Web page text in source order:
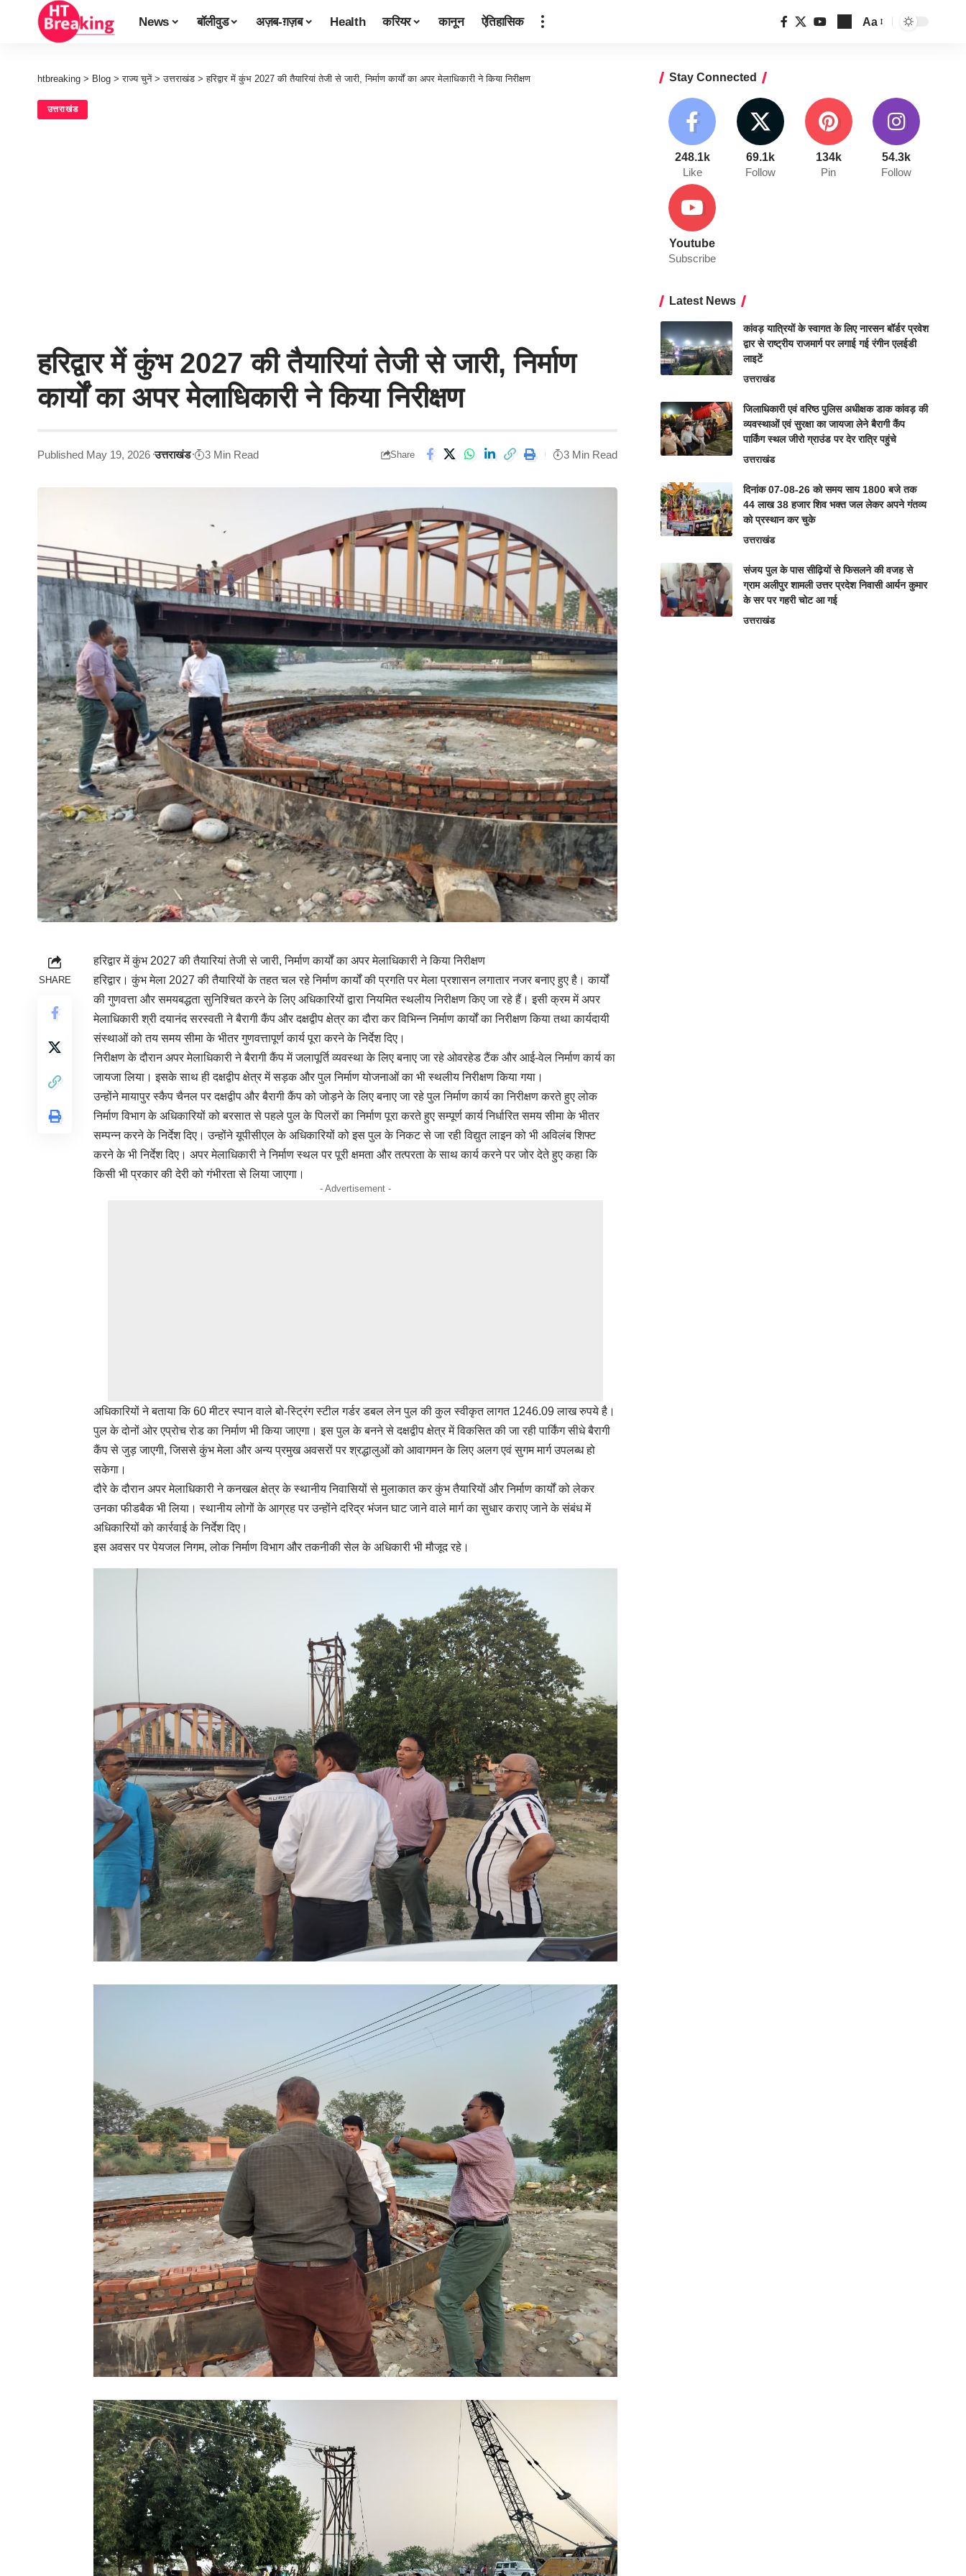
News बॉलीवुड अज़ब-ग़ज़ब Health करियर कानून ऐतिहासिक Aa
htbreaking > Blog >राज्य चुनें >उत्तराखंड >हरिद्वार में कुंभ 2027 की तैयारियां तेजी से जारी, निर्माण कार्यों का अपर मेलाधिकारी ने किया निरीक्षण
उत्तराखंड
हरिद्वार में कुंभ 2027 की तैयारियां तेजी से जारी, निर्माण
कार्यों का अपर मेलाधिकारी ने किया निरीक्षण
Published May 19, 2026 उत्तराखंड 3 Min Read Share 3 Min Read
SHARE
हरिद्वार में कुंभ 2027 की तैयारियां तेजी से जारी, निर्माण कार्यों का अपर मेलाधिकारी ने किया निरीक्षण
हरिद्वार। कुंभ मेला 2027 की तैयारियों के तहत चल रहे निर्माण कार्यों की प्रगति पर मेला प्रशासन लगातार नजर बनाए हुए है। कार्यों
की गुणवत्ता और समयबद्धता सुनिश्चित करने के लिए अधिकारियों द्वारा नियमित स्थलीय निरीक्षण किए जा रहे हैं। इसी क्रम में अपर
मेलाधिकारी श्री दयानंद सरस्वती ने बैरागी कैंप और दक्षद्वीप क्षेत्र का दौरा कर विभिन्न निर्माण कार्यों का निरीक्षण किया तथा कार्यदायी
संस्थाओं को तय समय सीमा के भीतर गुणवत्तापूर्ण कार्य पूरा करने के निर्देश दिए।
निरीक्षण के दौरान अपर मेलाधिकारी ने बैरागी कैंप में जलापूर्ति व्यवस्था के लिए बनाए जा रहे ओवरहेड टैंक और आई-वेल निर्माण कार्य का
जायजा लिया। इसके साथ ही दक्षद्वीप क्षेत्र में सड़क और पुल निर्माण योजनाओं का भी स्थलीय निरीक्षण किया गया।
उन्होंने मायापुर स्कैप चैनल पर दक्षद्वीप और बैरागी कैंप को जोड़ने के लिए बनाए जा रहे पुल निर्माण कार्य का निरीक्षण करते हुए लोक
निर्माण विभाग के अधिकारियों को बरसात से पहले पुल के पिलरों का निर्माण पूरा करते हुए सम्पूर्ण कार्य निर्धारित समय सीमा के भीतर
सम्पन्न करने के निर्देश दिए। उन्होंने यूपीसीएल के अधिकारियों को इस पुल के निकट से जा रही विद्युत लाइन को भी अविलंब शिफ्ट
करने के भी निर्देश दिए। अपर मेलाधिकारी ने निर्माण स्थल पर पूरी क्षमता और तत्परता के साथ कार्य करने पर जोर देते हुए कहा कि
किसी भी प्रकार की देरी को गंभीरता से लिया जाएगा।
- Advertisement -
अधिकारियों ने बताया कि 60 मीटर स्पान वाले बो-स्ट्रिंग स्टील गर्डर डबल लेन पुल की कुल स्वीकृत लागत 1246.09 लाख रुपये है।
पुल के दोनों ओर एप्रोच रोड का निर्माण भी किया जाएगा। इस पुल के बनने से दक्षद्वीप क्षेत्र में विकसित की जा रही पार्किंग सीधे बैरागी
कैंप से जुड़ जाएगी, जिससे कुंभ मेला और अन्य प्रमुख अवसरों पर श्रद्धालुओं को आवागमन के लिए अलग एवं सुगम मार्ग उपलब्ध हो
सकेगा।
दौरे के दौरान अपर मेलाधिकारी ने कनखल क्षेत्र के स्थानीय निवासियों से मुलाकात कर कुंभ तैयारियों और निर्माण कार्यों को लेकर
उनका फीडबैक भी लिया। स्थानीय लोगों के आग्रह पर उन्होंने दरिद्र भंजन घाट जाने वाले मार्ग का सुधार कराए जाने के संबंध में
अधिकारियों को कार्रवाई के निर्देश दिए।
इस अवसर पर पेयजल निगम, लोक निर्माण विभाग और तकनीकी सेल के अधिकारी भी मौजूद रहे।
Stay Connected
248.1k
Like
69.1k
Follow
134k
Pin
54.3k
Follow
Youtube
Subscribe
Latest News
कांवड़ यात्रियों के स्वागत के लिए नारसन बॉर्डर प्रवेश
द्वार से राष्ट्रीय राजमार्ग पर लगाई गई रंगीन एलईडी
लाइटें
उत्तराखंड
जिलाधिकारी एवं वरिष्ठ पुलिस अधीक्षक डाक कांवड़ की
व्यवस्थाओं एवं सुरक्षा का जायजा लेने बैरागी कैंप
पार्किंग स्थल जीरो ग्राउंड पर देर रात्रि पहुंचे
उत्तराखंड
दिनांक 07-08-26 को समय साय 1800 बजे तक
44 लाख 38 हजार शिव भक्त जल लेकर अपने गंतव्य
को प्रस्थान कर चुके
उत्तराखंड
संजय पुल के पास सीढ़ियों से फिसलने की वजह से
ग्राम अलीपुर शामली उत्तर प्रदेश निवासी आर्यन कुमार
के सर पर गहरी चोट आ गई
उत्तराखंड